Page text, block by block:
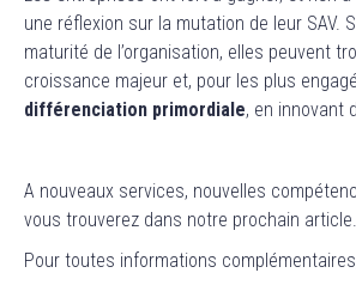
une réflexion sur la mutation de leur SAV.
maturité de l’organisation, elles peuvent
croissance majeur et, pour les plus
différenciation primordiale, en innovant
A nouveaux services, nouvelles
vous trouverez dans notre prochain article.
Pour toutes informations